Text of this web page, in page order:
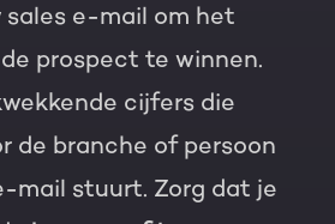
sales e-mail om het
prospect te winnen.
cijfers die
de branche of persoon
mail stuurt. Zorg dat je